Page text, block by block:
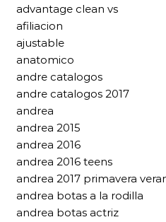
advantage clean vs
afiliacion
ajustable
anatomico
andre catalogos
andre catalogos 2017
andrea
andrea 2015
andrea 2016
andrea 2016 teens
andrea 2017 primavera
andrea botas a la rodilla
andrea botas actriz